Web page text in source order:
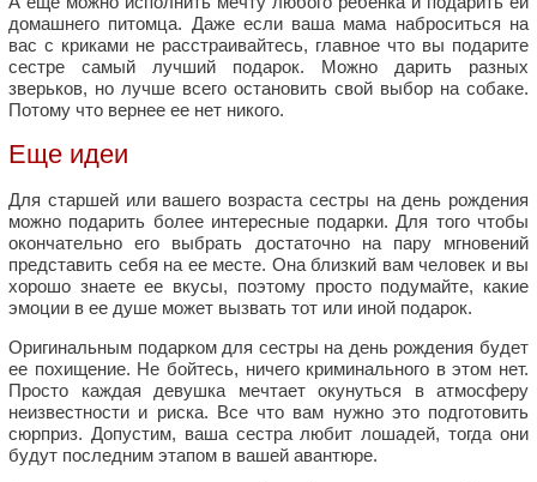
домашнего питомца. Даже если ваша мама наброситься на
вас с криками не расстраивайтесь, главное что вы подарите
сестре самый лучший подарок. Можно дарить разных
зверьков, но лучше всего остановить свой выбор на собаке.
Потому что вернее ее нет никого.
Еще идеи
Для старшей или вашего возраста сестры на день рождения
можно подарить более интересные подарки. Для того чтобы
окончательно его выбрать достаточно на пару мгновений
представить себя на ее месте. Она близкий вам человек и вы
хорошо знаете ее вкусы, поэтому просто подумайте, какие
эмоции в ее душе может вызвать тот или иной подарок.
Оригинальным подарком для сестры на день рождения будет
ее похищение. Не бойтесь, ничего криминального в этом нет.
Просто каждая девушка мечтает окунуться в атмосферу
неизвестности и риска. Все что вам нужно это подготовить
сюрприз. Допустим, ваша сестра любит лошадей, тогда они
будут последним этапом в вашей авантюре.